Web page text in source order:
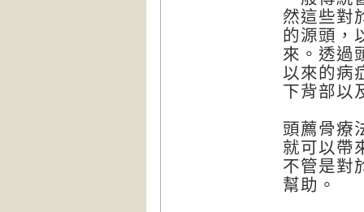
然這些對
的源頭，
來。透過
以來的病
下背部以
頭薦骨療
就可以帶
不管是對
幫助。